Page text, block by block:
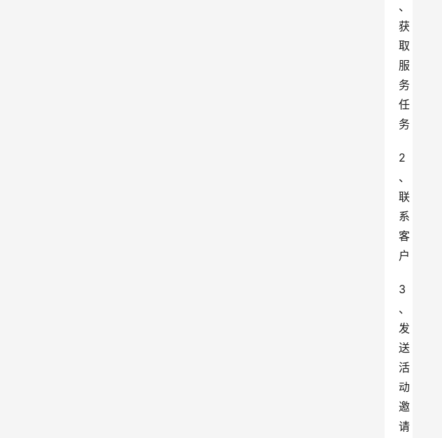
、
获
取
服
务
任
务
2
、
联
系
客
户
3
、
发
送
活
动
邀
请